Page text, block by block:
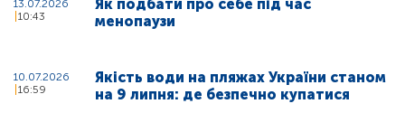
13.07.2026
10:43
Як подбати про себе під час
менопаузи
10.07.2026
16:59
Якість води на пляжах України станом
на 9 липня: де безпечно купатися